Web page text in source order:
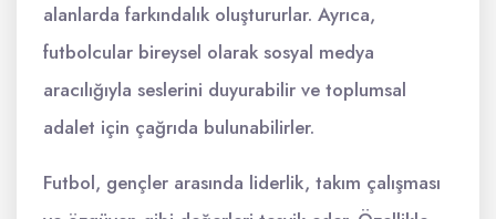
alanlarda farkındalık oluştururlar. Ayrıca,
futbolcular bireysel olarak sosyal medya
aracılığıyla seslerini duyurabilir ve toplumsal
adalet için çağrıda bulunabilirler.
Futbol, gençler arasında liderlik, takım çalışması